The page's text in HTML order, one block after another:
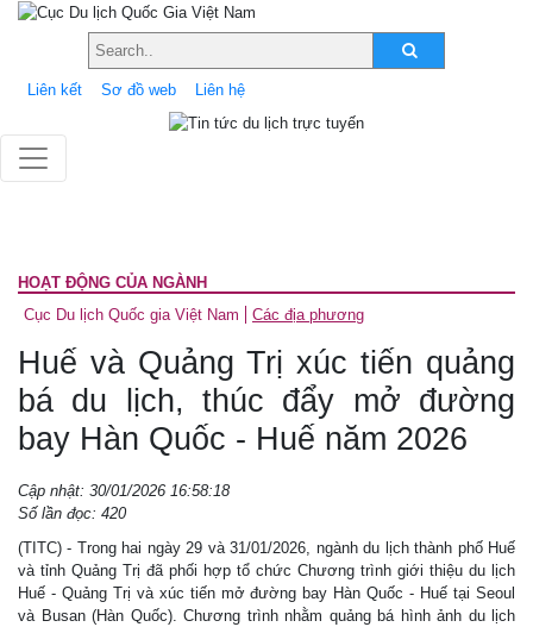
Liên kết Sơ đồ web Liên hệ
HOẠT ĐỘNG CỦA NGÀNH
Cục Du lịch Quốc gia Việt Nam
Các địa phương
Huế và Quảng Trị xúc tiến quảng
bá du lịch, thúc đẩy mở đường
bay Hàn Quốc - Huế năm 2026
Cập nhật: 30/01/2026 16:58:18
Số lần đọc: 420
(TITC) - Trong hai ngày 29 và 31/01/2026, ngành du lịch thành phố Huế
và tỉnh Quảng Trị đã phối hợp tổ chức Chương trình giới thiệu du lịch
Huế - Quảng Trị và xúc tiến mở đường bay Hàn Quốc - Huế tại Seoul
và Busan (Hàn Quốc). Chương trình nhằm quảng bá hình ảnh du lịch